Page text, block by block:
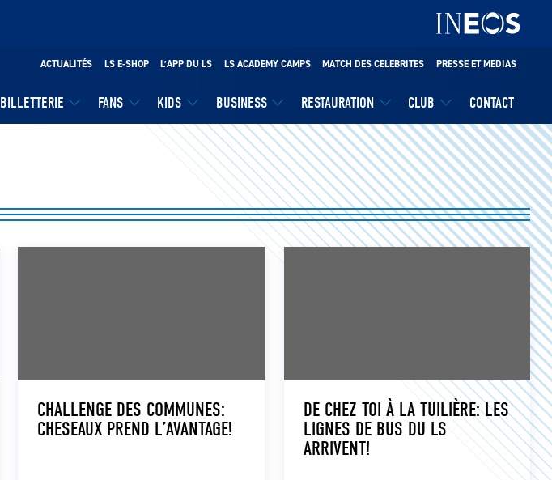
BILLETTERIE FANS KIDS BUSINESS RESTAURATION CLUB CONTACT
ACTUALITÉS LS E-SHOP L’APP DU LS LS ACADEMY CAMPS MATCH DES CELEBRITES PRESSE ET MEDIAS
CHALLENGE DES COMMUNES:
CHESEAUX PREND L’AVANTAGE!
DE CHEZ TOI À LA TUILIÈRE: LES
LIGNES DE BUS DU LS
ARRIVENT!